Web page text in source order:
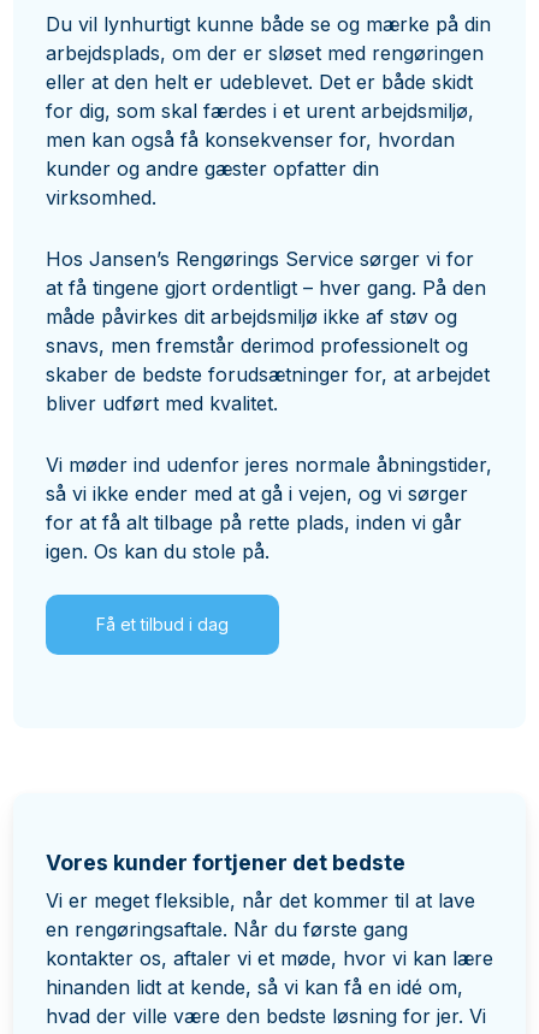
Du vil lynhurtigt kunne både se og mærke på din
arbejdsplads, om der er sløset med rengøringen
eller at den helt er udeblevet. Det er både skidt
for dig, som skal færdes i et urent arbejdsmiljø,
men kan også få konsekvenser for, hvordan
kunder og andre gæster opfatter din
virksomhed.
Hos Jansen’s Rengørings Service sørger vi for
at få tingene gjort ordentligt – hver gang. På den
måde påvirkes dit arbejdsmiljø ikke af støv og
snavs, men fremstår derimod professionelt og
skaber de bedste forudsætninger for, at arbejdet
bliver udført med kvalitet.
Vi møder ind udenfor jeres normale åbningstider,
så vi ikke ender med at gå i vejen, og vi sørger
for at få alt tilbage på rette plads, inden vi går
igen. Os kan du stole på.
Få et tilbud i dag
Vores kunder fortjener det bedste
Vi er meget fleksible, når det kommer til at lave
en rengøringsaftale. Når du første gang
kontakter os, aftaler vi et møde, hvor vi kan lære
hinanden lidt at kende, så vi kan få en idé om,
hvad der ville være den bedste løsning for jer. Vi
Få et uforpligtende tilbud